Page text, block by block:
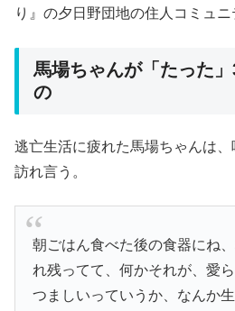
り』の夕日野団地の住人コミュニ
馬場ちゃんが「たった
の
逃亡生活に疲れた馬場ちゃんは
訪れ言う。
朝ごはん食べた後の食器にね
れ残ってて、何かそれが、愛
つましいっていうか、なんか